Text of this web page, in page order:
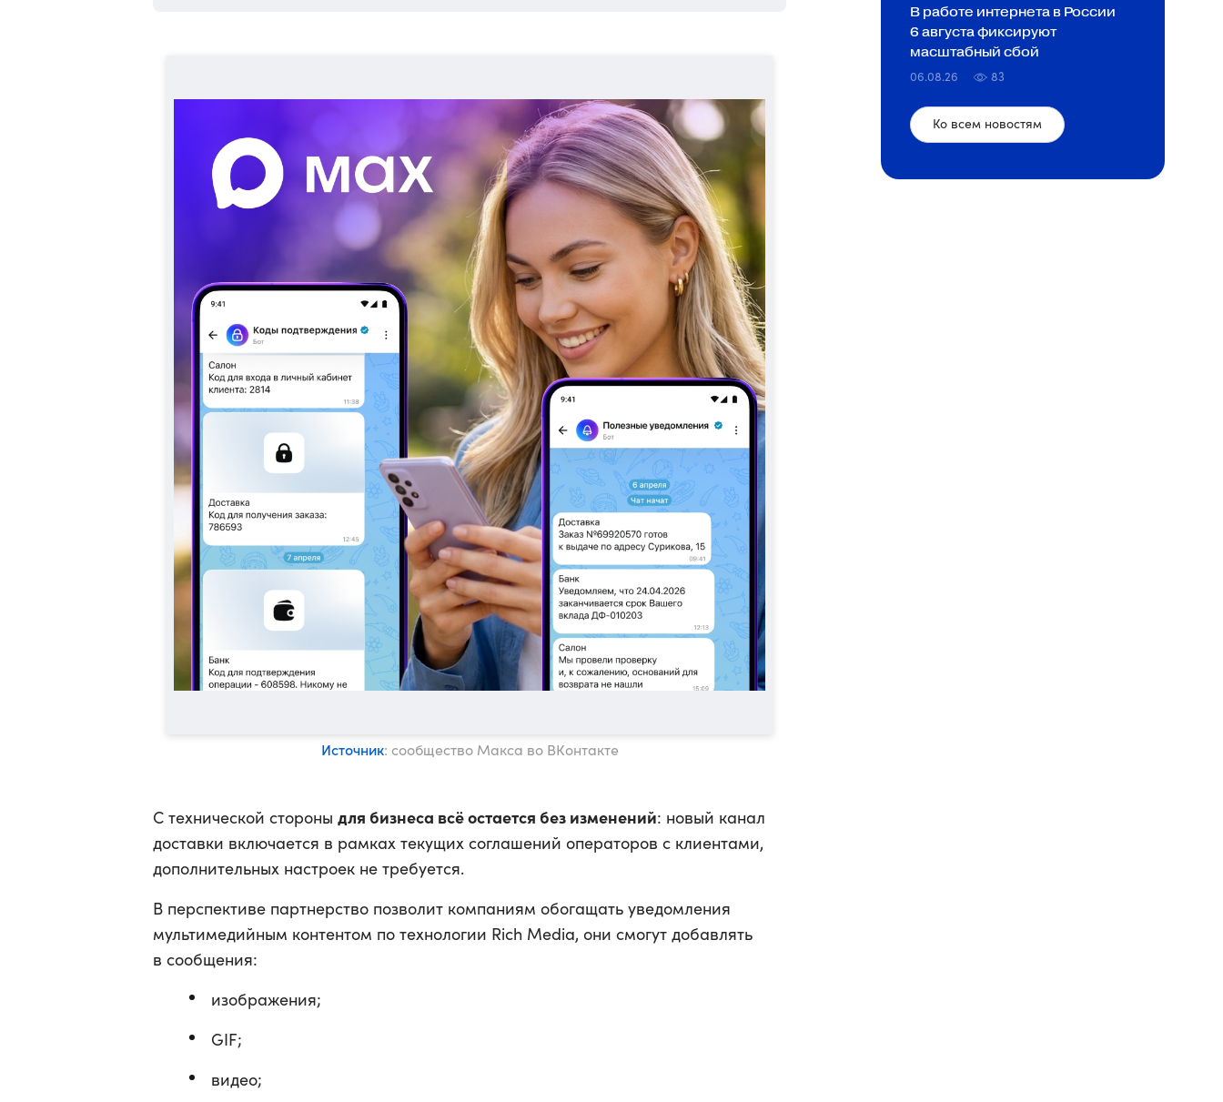
Источник: сообщество Макса во ВКонтакте
С технической стороны для бизнеса всё остается без изменений: новый канал
доставки включается в рамках текущих соглашений операторов с клиентами,
дополнительных настроек не требуется.
В перспективе партнерство позволит компаниям обогащать уведомления
мультимедийным контентом по технологии Rich Media, они смогут добавлять
в сообщения:
изображения;
GIF;
видео;
В работе интернета в России
6 августа фиксируют
масштабный сбой
06.08.26 83
Ко всем новостям